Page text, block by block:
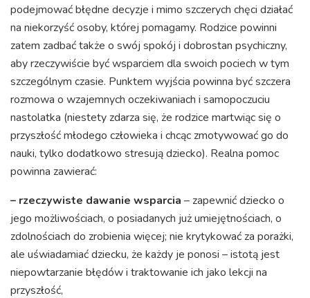
podejmować błędne decyzje i mimo szczerych chęci działać
na niekorzyść osoby, której pomagamy. Rodzice powinni
zatem zadbać także o swój spokój i dobrostan psychiczny,
aby rzeczywiście być wsparciem dla swoich pociech w tym
szczególnym czasie. Punktem wyjścia powinna być szczera
rozmowa o wzajemnych oczekiwaniach i samopoczuciu
nastolatka (niestety zdarza się, że rodzice martwiąc się o
przyszłość młodego człowieka i chcąc zmotywować go do
nauki, tylko dodatkowo stresują dziecko). Realna pomoc
powinna zawierać:
– rzeczywiste dawanie wsparcia – zapewnić dziecko o
jego możliwościach, o posiadanych już umiejętnościach, o
zdolnościach do zrobienia więcej; nie krytykować za porażki,
ale uświadamiać dziecku, że każdy je ponosi – istotą jest
niepowtarzanie błędów i traktowanie ich jako lekcji na
przyszłość,